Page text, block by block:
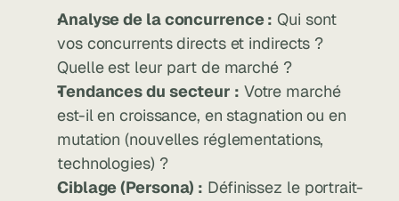
Analyse de la concurrence : Qui sont
vos concurrents directs et indirects ?
Quelle est leur part de marché ?
Tendances du secteur : Votre marché
est-il en croissance, en stagnation ou en
mutation (nouvelles réglementations,
technologies) ?
Ciblage (Persona) : Définissez le portrait-